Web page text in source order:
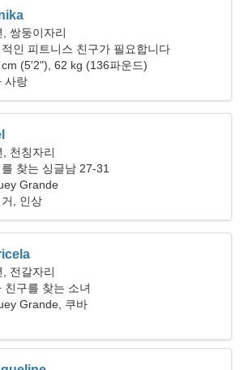
, 쌍둥이자리
적인 피트니스 친구가 필요합니다
(5'2"), 62 kg (136파운드)
사랑
, 천칭자리
찾는 싱글남 27-31
Grande
, 인상
, 전갈자리
친구를 찾는 소녀
Grande, 쿠바